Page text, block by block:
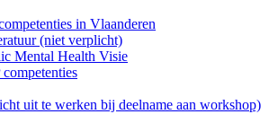
in Vlaanderen
(niet verplicht)
Mental Health Visie
uit te werken bij deelname aan workshop)